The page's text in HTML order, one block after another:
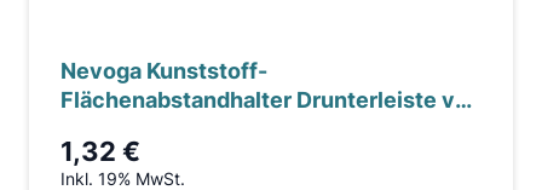
Nevoga Kunststoff-
Flächenabstandhalter Drunterleiste voll
1,32 €
Inkl. 19% MwSt.